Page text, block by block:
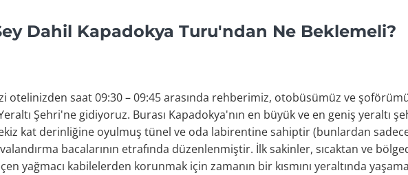
Dahil Kapadokya Turu'ndan Ne Beklemeli?
otelinizden saat 09:30 – 09:45 arasında rehberimiz, otobüsümüz ve
Şehri'ne gidiyoruz. Burası Kapadokya'nın en büyük ve en geniş yeraltı
kat derinliğine oyulmuş tünel ve oda labirentine sahiptir (bunlardan
bacalarının etrafında düzenlenmiştir. İlk sakinler, sıcaktan ve
yağmacı kabilelerden korunmak için zamanın bir kısmını yeraltında